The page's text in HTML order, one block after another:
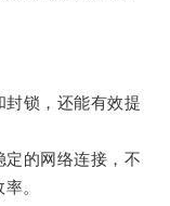
锁，还能有效提
的网络连接，不
。